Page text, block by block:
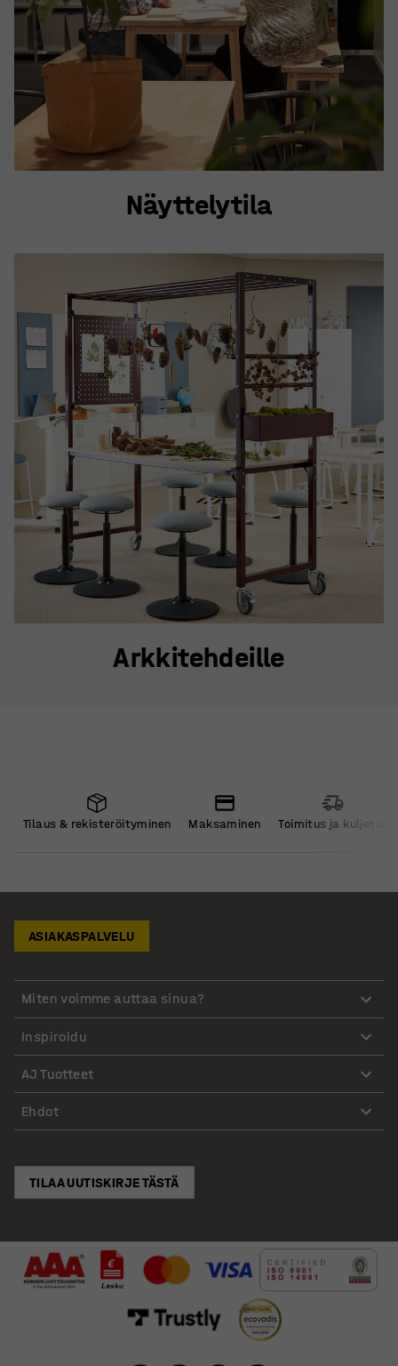
Näyttelytila
Arkkitehdeille
Tilaus & rekisteröityminen Maksaminen Toimitus ja kuljetus
ASIAKASPALVELU
Miten voimme auttaa sinua?
Inspiroidu
AJ Tuotteet
Ehdot
TILAA UUTISKIRJE TÄSTÄ